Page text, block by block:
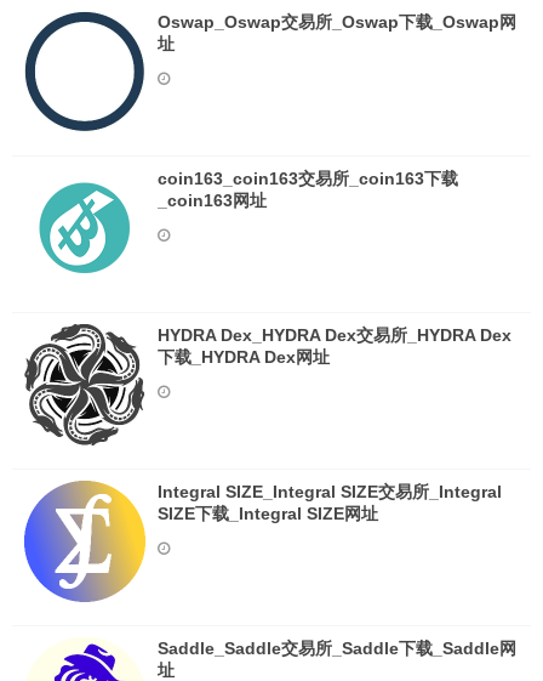
Oswap_Oswap交易所_Oswap下载_Oswap网
址
coin163_coin163交易所_coin163下载
_coin163网址
HYDRA Dex_HYDRA Dex交易所_HYDRA Dex
下载_HYDRA Dex网址
Integral SIZE_Integral SIZE交易所_Integral
SIZE下载_Integral SIZE网址
Saddle_Saddle交易所_Saddle下载_Saddle网
址